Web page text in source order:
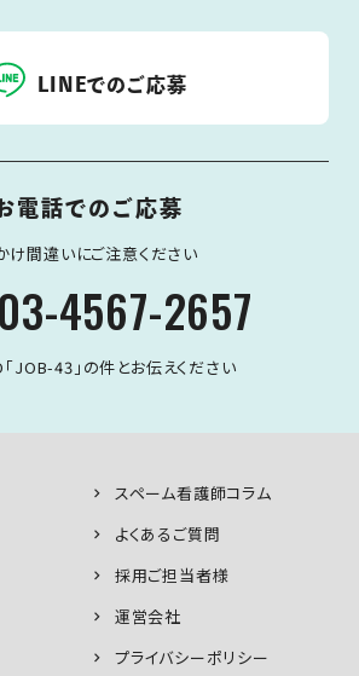
LINEでのご応募
電話でのご応募
け間違いにご注意ください
4567-2657
JOB-43」の件とお伝えください
スペーム看護師コラム
よくあるご質問
採用ご担当者様
運営会社
プライバシーポリシー